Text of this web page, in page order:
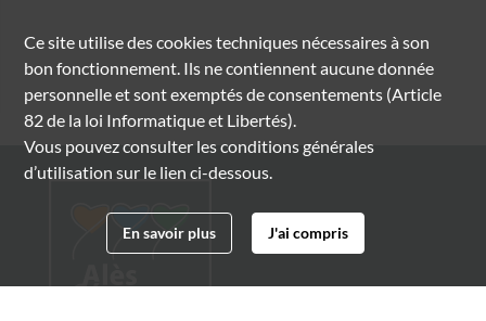
Ce site utilise descookiestechniques nécessaires à son
bon fonctionnement. Ils ne contiennent aucune donnée
personnelle et sont exemptés de consentements (Article
82 de la loi Informatique et Libertés).
Vous pouvez consulter les conditions générales
d’utilisation sur le lien ci-dessous.
En savoir plus J'ai compris